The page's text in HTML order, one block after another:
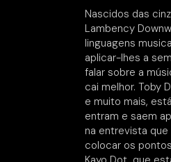
Nascidos das
Lambency
linguagens
aplicar-lhes a
falar sobre a
cai melhor. Toby
e muito mais,
entram e saem
na entrevista
colocar os